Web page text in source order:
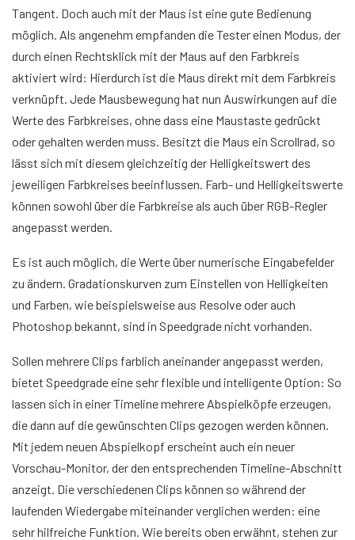
Tangent. Doch auch mit der Maus ist eine gute Bedienung
möglich. Als angenehm empfanden die Tester einen Modus, der
durch einen Rechtsklick mit der Maus auf den Farbkreis
aktiviert wird: Hierdurch ist die Maus direkt mit dem Farbkreis
verknüpft. Jede Mausbewegung hat nun Auswirkungen auf die
Werte des Farbkreises, ohne dass eine Maustaste gedrückt
oder gehalten werden muss. Besitzt die Maus ein Scrollrad, so
lässt sich mit diesem gleichzeitig der Helligkeitswert des
jeweiligen Farbkreises beeinflussen. Farb- und Helligkeitswerte
können sowohl über die Farbkreise als auch über RGB-Regler
angepasst werden.
Es ist auch möglich, die Werte über numerische Eingabefelder
zu ändern. Gradationskurven zum Einstellen von Helligkeiten
und Farben, wie beispielsweise aus Resolve oder auch
Photoshop bekannt, sind in Speedgrade nicht vorhanden.
Sollen mehrere Clips farblich aneinander angepasst werden,
bietet Speedgrade eine sehr flexible und intelligente Option: So
lassen sich in einer Timeline mehrere Abspielköpfe erzeugen,
die dann auf die gewünschten Clips gezogen werden können.
Mit jedem neuen Abspielkopf erscheint auch ein neuer
Vorschau-Monitor, der den entsprechenden Timeline-Abschnitt
anzeigt. Die verschiedenen Clips können so während der
laufenden Wiedergabe miteinander verglichen werden: eine
sehr hilfreiche Funktion. Wie bereits oben erwähnt, stehen zur